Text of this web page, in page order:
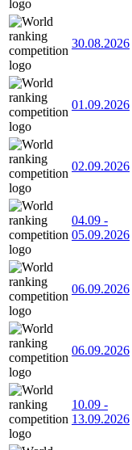
30.08.2026
01.09.2026
02.09.2026
04.09 -
05.09.2026
06.09.2026
06.09.2026
10.09 -
13.09.2026